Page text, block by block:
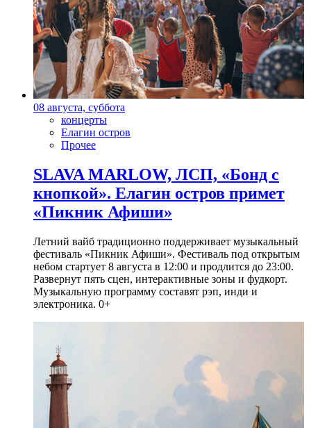
08 августа, суббота
концерты
Елагин остров
Прочее
SLAVA MARLOW, ЛСП, «Бонд с
кнопкой». Елагин остров примет
«Пикник Афиши»
Летний вайб традиционно поддерживает музыкальный
фестиваль «Пикник Афиши». Фестиваль под открытым
небом стартует 8 августа в 12:00 и продлится до 23:00.
Развернут пять сцен, интерактивные зоны и фудкорт.
Музыкальную программу составят рэп, инди и
электроника. 0+